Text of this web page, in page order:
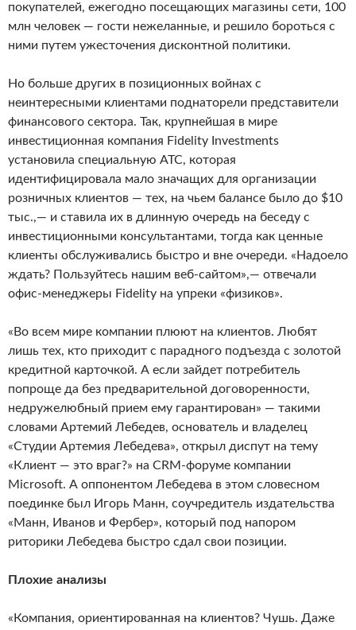
покупателей, ежегодно посещающих магазины сети, 100
млн человек — гости нежеланные, и решило бороться с
ними путем ужесточения дисконтной политики.
Но больше других в позиционных войнах с
неинтересными клиентами поднаторели представители
финансового сектора. Так, крупнейшая в мире
инвестиционная компания Fidelity Investments
установила специальную АТС, которая
идентифицировала мало значащих для организации
розничных клиентов — тех, на чьем балансе было до $10
тыс.,— и ставила их в длинную очередь на беседу с
инвестиционными консультантами, тогда как ценные
клиенты обслуживались быстро и вне очереди. «Надоело
ждать? Пользуйтесь нашим веб-сайтом»,— отвечали
офис-менеджеры Fidelity на упреки «физиков».
«Во всем мире компании плюют на клиентов. Любят
лишь тех, кто приходит с парадного подъезда с золотой
кредитной карточкой. А если зайдет потребитель
попроще да без предварительной договоренности,
недружелюбный прием ему гарантирован» — такими
словами Артемий Лебедев, основатель и владелец
«Студии Артемия Лебедева», открыл диспут на тему
«Клиент — это враг?» на CRM-форуме компании
Microsoft. А оппонентом Лебедева в этом словесном
поединке был Игорь Манн, соучредитель издательства
«Манн, Иванов и Фербер», который под напором
риторики Лебедева быстро сдал свои позиции.
Плохие анализы
«Компания, ориентированная на клиентов? Чушь. Даже